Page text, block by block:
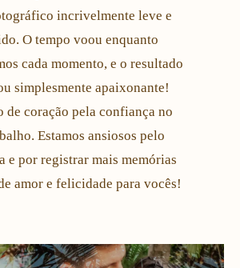
incrivelmente leve e
O tempo voou enquanto
cada momento, e o resultado
simplesmente apaixonante!
de coração pela confiança no
Estamos ansiosos pelo
e por registrar mais memórias
amor e felicidade para vocês!